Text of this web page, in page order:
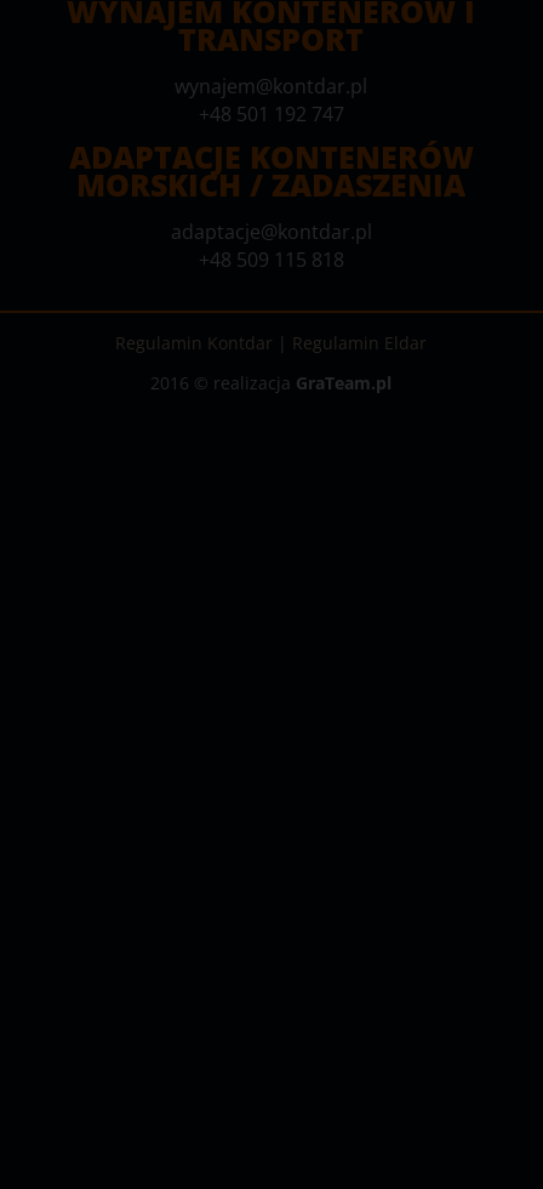
WYNAJEM KONTENERÓW I
TRANSPORT
wynajem@kontdar.pl
+48 501 192 747
ADAPTACJE KONTENERÓW
MORSKICH / ZADASZENIA
adaptacje@kontdar.pl
+48 509 115 818
Regulamin Kontdar | Regulamin Eldar
2016 © realizacja GraTeam.pl